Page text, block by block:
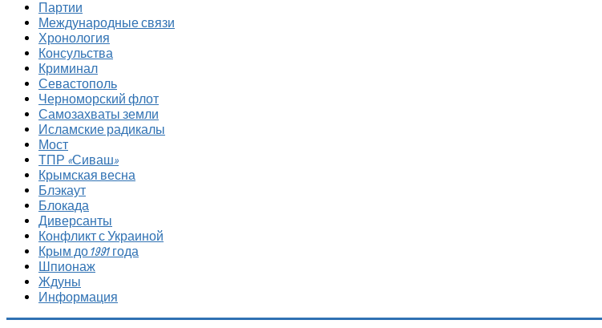
Партии
Международные связи
Хронология
Консульства
Криминал
Севастополь
Черноморский флот
Самозахваты земли
Исламские радикалы
Мост
ТПР «Сиваш»
Крымская весна
Блэкаут
Блокада
Диверсанты
Конфликт с Украиной
Крым до 1991 года
Шпионаж
Ждуны
Информация